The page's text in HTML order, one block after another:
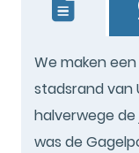
We maken
stadsrand van
halverwege
was de